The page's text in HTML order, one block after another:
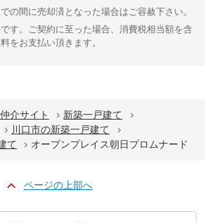
の間に売却済となった場合はご容赦下さい。
す。ご契約に至った場合、消費税相当額を含
をお支払い頂きます。
介サイト
新築一戸建て
川口市の新築一戸建て
て
オープンプレイス朝日プロムナード
ページの上部へ